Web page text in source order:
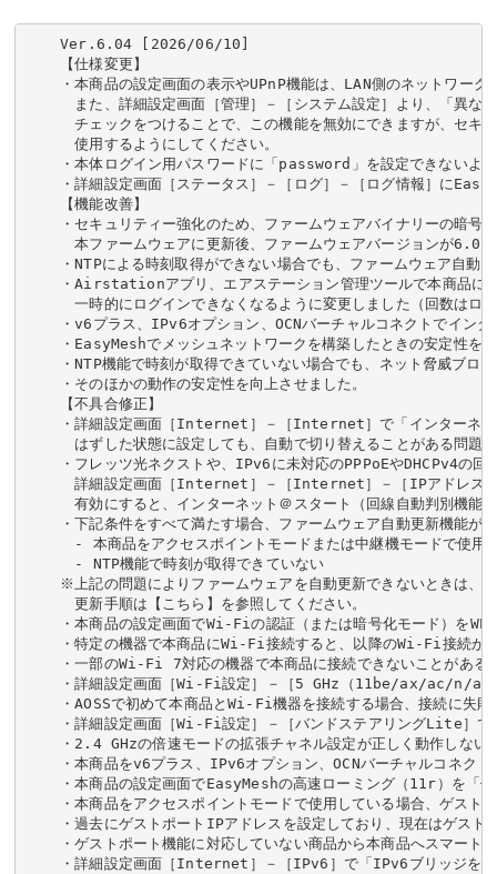
Ver.6.04 [2026/06/10]
【仕様変更】
・本商品の設定画面の表示やUPnP機能は、LAN側のネットワー
また、詳細設定画面［管理］－［システム設定］より、「異な
チェックをつけることで、この機能を無効にできますが、セキ
使用するようにしてください。
・本体ログイン用パスワードに「password」を設定できないよ
・詳細設定画面［ステータス］－［ログ］－［ログ情報］に
【機能改善】
・セキュリティー強化のため、ファームウェアバイナリーの暗号
本ファームウェアに更新後、ファームウェアバージョンが6.03
・NTPによる時刻取得ができない場合でも、ファームウェア自動
・Airstationアプリ、エアステーション管理ツールで本商品に
一時的にログインできなくなるように変更しました（回数はロ
・v6プラス、IPv6オプション、OCNバーチャルコネクトでイン
・EasyMeshでメッシュネットワークを構築したときの安定性を
・NTP機能で時刻が取得できていない場合でも、ネット脅威ブロ
・そのほかの動作の安定性を向上させました。
【不具合修正】
・詳細設定画面［Internet］－［Internet］で「インターネッ
はずした状態に設定しても、自動で切り替えることがある問題
・フレッツ光ネクストや、IPv6に未対応のPPPoEやDHCPv4の回
詳細設定画面［Internet］－［Internet］－［IPアドレス取
有効にすると、インターネット＠スタート（回線自動判別機能
・下記条件をすべて満たす場合、ファームウェア自動更新機能が
- 本商品をアクセスポイントモードまたは中継機モードで使用
- NTP機能で時刻が取得できていない
※上記の問題によりファームウェアを自動更新できないときは、
更新手順は【こちら】を参照してください。
・本商品の設定画面でWi-Fiの認証（または暗号化モード）を
・特定の機器で本商品にWi-Fi接続すると、以降のWi-Fi接続が
・一部のWi-Fi 7対応の機器で本商品に接続できないことがある
・詳細設定画面［Wi-Fi設定］－［5 GHz（11be/ax/ac/n/a
・AOSSで初めて本商品とWi-Fi機器を接続する場合、接続に失
・詳細設定画面［Wi-Fi設定］－［バンドステアリングLite］で
・2.4 GHzの倍速モードの拡張チャネル設定が正しく動作しない
・本商品をv6プラス、IPv6オプション、OCNバーチャルコネク
・本商品の設定画面でEasyMeshの高速ローミング（11r）を「
・本商品をアクセスポイントモードで使用している場合、ゲス
・過去にゲストポートIPアドレスを設定しており、現在はゲス
・ゲストポート機能に対応していない商品から本商品へスマー
・詳細設定画面［Internet］－［IPv6］で「IPv6ブリッジを許